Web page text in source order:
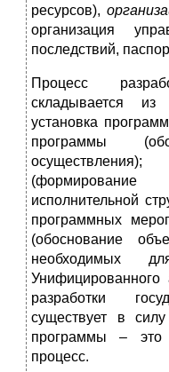
ресурсов),
организация
последствий,
Процесс
складывается
установка
программы
исполнительной
программных
(обоснование
необходимых
Унифицированного
разработки
существует в
программы – это
процесс.